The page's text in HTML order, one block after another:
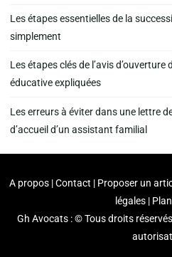
Les étapes essentielles de la
simplement
Les étapes clés de l’avis d’ouverture
éducative expliquées
Les erreurs à éviter dans une lettre
d’accueil d’un assistant familial
A propos | Contact | Proposer un
légales |
Gh Avocats : © Tous droits